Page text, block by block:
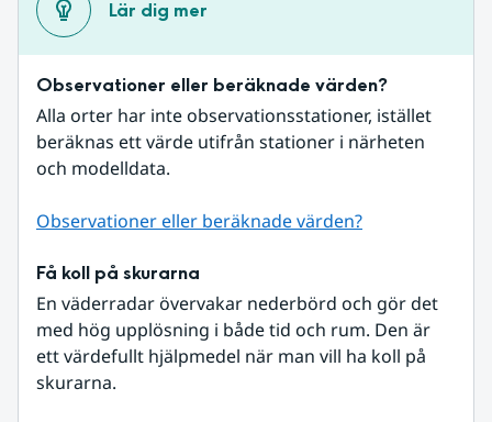
Lär dig mer
Observationer eller beräknade värden?
Alla orter har inte observationsstationer, istället
beräknas ett värde utifrån stationer i närheten
och modelldata.
Observationer eller beräknade värden?
Få koll på skurarna
En väderradar övervakar nederbörd och gör det
med hög upplösning i både tid och rum. Den är
ett värdefullt hjälpmedel när man vill ha koll på
skurarna.